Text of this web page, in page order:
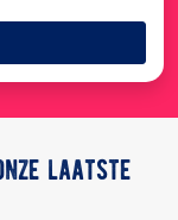
laatste